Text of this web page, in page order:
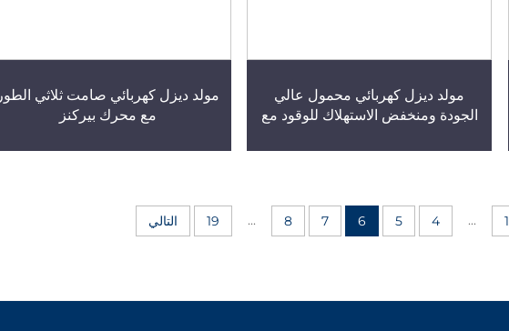
مولد ديزل كهربائي محمول عالي
الجودة ومنخفض الاستهلاك للوقود مع
مولد ديزل كهربائي صامت ثلاثي الطور
مع محرك بيركنز
1
...
4
5
6
7
8
...
19 التالي